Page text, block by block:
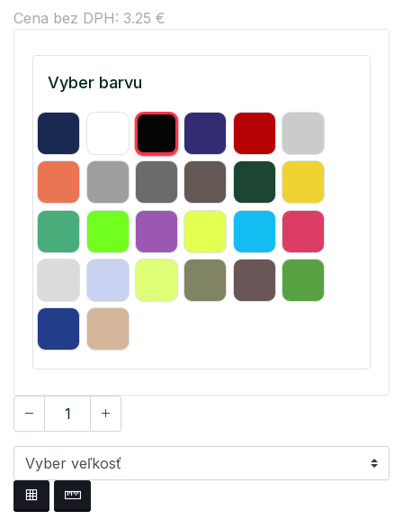
Cena bez DPH: 3.25 €
Vyber barvu